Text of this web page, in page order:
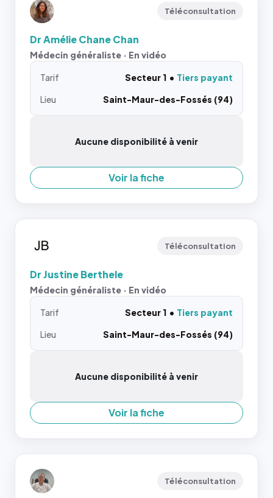
Téléconsultation
Dr Amélie Chane Chan
Médecin généraliste · En vidéo
Tarif Secteur 1
Tiers payant
Lieu
Saint-Maur-des-Fossés (94)
Aucune disponibilité à venir
Voir la fiche
Téléconsultation
Dr Justine Berthele
Médecin généraliste · En vidéo
Tarif Secteur 1
Tiers payant
Lieu
Saint-Maur-des-Fossés (94)
Aucune disponibilité à venir
Voir la fiche
Téléconsultation